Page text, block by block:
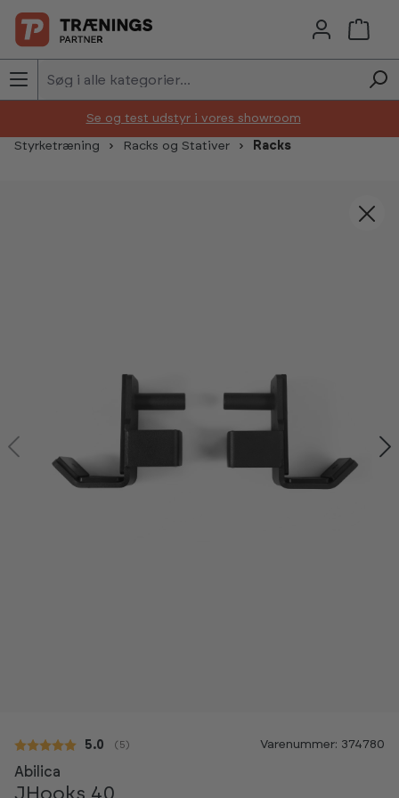
Skip to main content
Se og test udstyr i vores showroom
Styrketræning Racks og Stativer Racks
Gennemsnitlig vurdering:
5.0 ( stemmer:
5 ) Varenummer: 374780
Abilica